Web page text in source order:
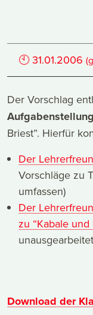
🕙31.01.2006
Der Vorschlag
Aufgabenstellung
Briest”. Hierfür
Der
Vorschläge zu
umfassen)
Der
zu “Kabale und
Download der